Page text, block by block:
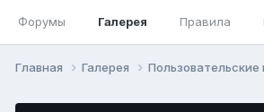
Форумы Галерея Правила
Главная Галерея Пользовательские